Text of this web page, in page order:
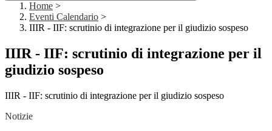
Home >
Eventi Calendario >
IIIR - IIF: scrutinio di integrazione per il giudizio sospeso
IIIR - IIF: scrutinio di integrazione per il
giudizio sospeso
IIIR - IIF: scrutinio di integrazione per il giudizio sospeso
Notizie